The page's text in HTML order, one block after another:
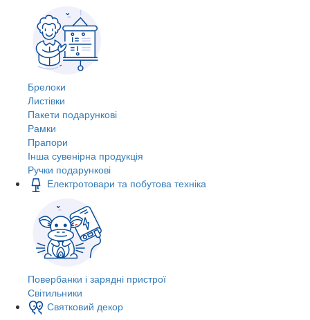
Брелоки
Листівки
Пакети подарункові
Рамки
Прапори
Інша сувенірна продукція
Ручки подарункові
Електротовари та побутова техніка
Повербанки і зарядні пристрої
Світильники
Святковий декор